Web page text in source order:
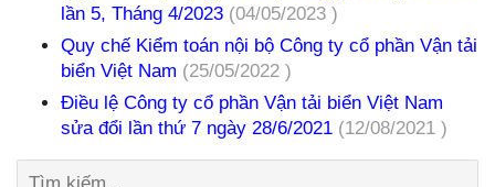
lần 5, Tháng 4/2023 (04/05/2023 )
Quy chế Kiểm toán nội bộ Công ty cổ phần Vận tải
biển Việt Nam (25/05/2022 )
Điều lệ Công ty cổ phần Vận tải biển Việt Nam
sửa đổi lần thứ 7 ngày 28/6/2021 (12/08/2021 )
Tìm